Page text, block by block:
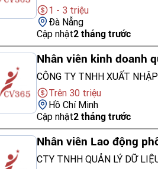
1 - 3 triệu
Đà Nẵng
Cập nhật2 tháng trước
Nhân viên kinh doanh
CÔNG TY TNHH XUẤT
Trên 30 triệu
Hồ Chí Minh
Cập nhật2 tháng trước
Nhân viên Lao động
CTY TNHH QUẢN LÝ DỮ